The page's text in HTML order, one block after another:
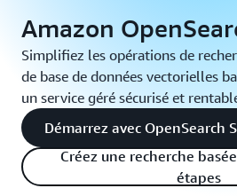
Amazon
Simplifiez les opérations de
de base de données vectorielles
un service géré sécurisé et
Démarrez avec OpenSearch
Créez une recherche
étapes